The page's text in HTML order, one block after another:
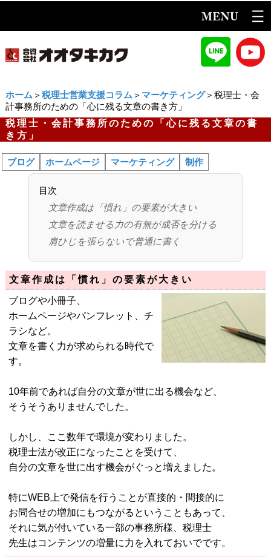
ホーム ＞ 税理士営業支援コラム ＞ マーケティング＞税理士・会
計事務所のための「心に残る文章の書き方」
税理士・会計事務所のための「心に残る文章の書
き方」
ブログ ホームページ マーケティング 制作
目次
文章作成は「慣れ」の要素が大きい
文章を読ませる力の有無が成否を分ける
肩ひじを張らないで普通に書く
文章作成は「慣れ」の要素が大きい
ブログや小冊子、
ホームページやパンフレット、チ
ラシなど。
文章を書く力が求められる時代で
す。
10年前であれば自分の文章が世に出る機会など、
そうそうありませんでした。
しかし、ここ数年で環境が変わりました。
税理士法が改正になったことを受けて、
自分の文章を世に出す機会がぐっと増えました。
特にWEB上で発信を行うことが直接的・間接的に
お問合せの増加にもつながるということもあって、
それに気が付いている一部の事務所様、税理士
先生はコンテンツの増量に力を入れておいでです。